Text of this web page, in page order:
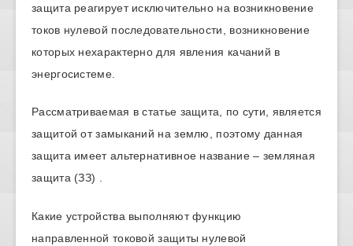
защита реагирует исключительно на возникновение
токов нулевой последовательности, возникновение
которых нехарактерно для явления качаний в
энергосистеме.
Рассматриваемая в статье защита, по сути, является
защитой от замыканий на землю, поэтому данная
защита имеет альтернативное название – земляная
защита (ЗЗ) .
Какие устройства выполняют функцию
направленной токовой защиты нулевой